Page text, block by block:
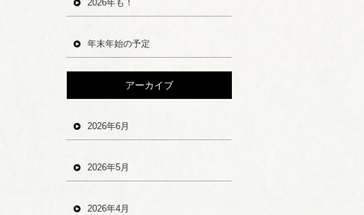
2026年も！
年末年始の予定
アーカイブ
2026年6月
2026年5月
2026年4月